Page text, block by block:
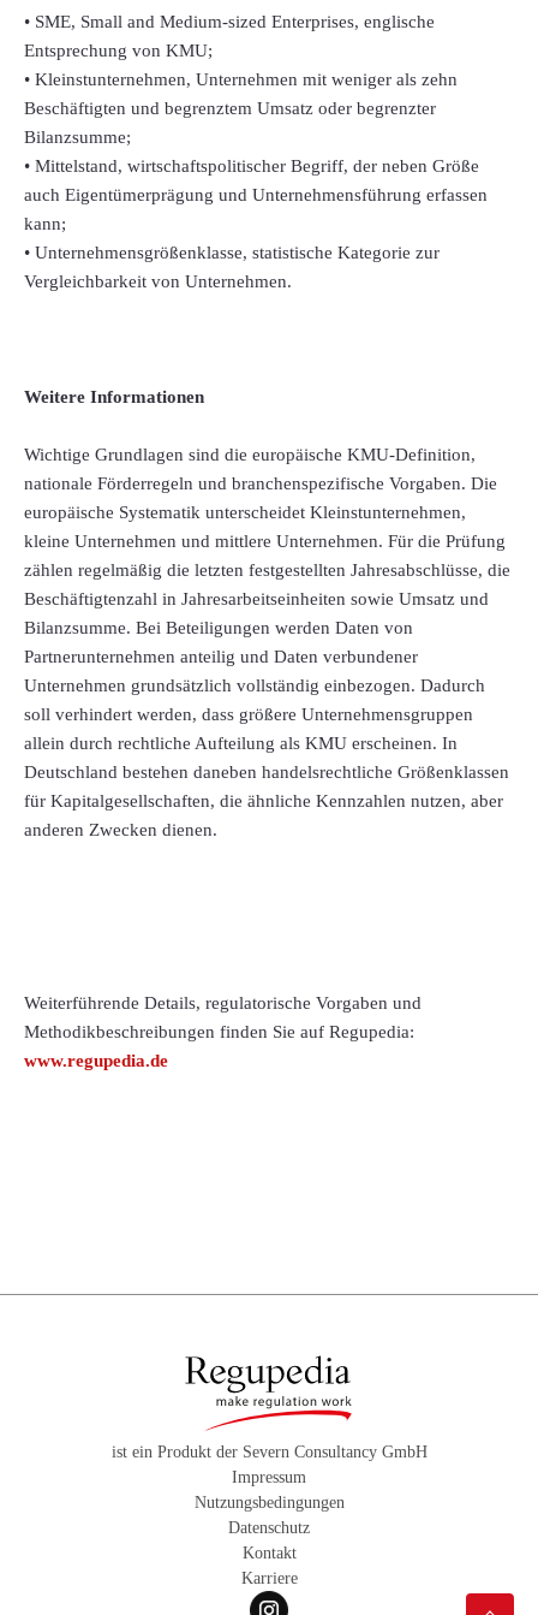
• SME, Small and Medium-sized Enterprises, englische
Entsprechung von KMU;
• Kleinstunternehmen, Unternehmen mit weniger als zehn
Beschäftigten und begrenztem Umsatz oder begrenzter
Bilanzsumme;
• Mittelstand, wirtschaftspolitischer Begriff, der neben Größe
auch Eigentümerprägung und Unternehmensführung erfassen
kann;
• Unternehmensgrößenklasse, statistische Kategorie zur
Vergleichbarkeit von Unternehmen.
Weitere Informationen
Wichtige Grundlagen sind die europäische KMU-Definition,
nationale Förderregeln und branchenspezifische Vorgaben. Die
europäische Systematik unterscheidet Kleinstunternehmen,
kleine Unternehmen und mittlere Unternehmen. Für die Prüfung
zählen regelmäßig die letzten festgestellten Jahresabschlüsse, die
Beschäftigtenzahl in Jahresarbeitseinheiten sowie Umsatz und
Bilanzsumme. Bei Beteiligungen werden Daten von
Partnerunternehmen anteilig und Daten verbundener
Unternehmen grundsätzlich vollständig einbezogen. Dadurch
soll verhindert werden, dass größere Unternehmensgruppen
allein durch rechtliche Aufteilung als KMU erscheinen. In
Deutschland bestehen daneben handelsrechtliche Größenklassen
für Kapitalgesellschaften, die ähnliche Kennzahlen nutzen, aber
anderen Zwecken dienen.
Weiterführende Details, regulatorische Vorgaben und
Methodikbeschreibungen finden Sie auf Regupedia:
www.regupedia.de
ist ein Produkt der Severn Consultancy GmbH
Impressum
Nutzungsbedingungen
Datenschutz
Kontakt
Karriere